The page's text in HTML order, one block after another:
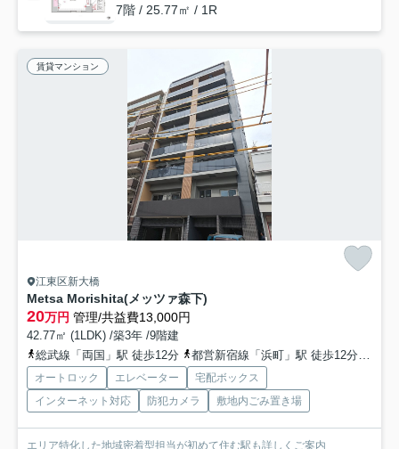
7階 / 25.77㎡ / 1R
賃貸マンション
江東区新大橋
Metsa Morishita(メッツァ森下)
20万円 管理/共益費13,000円
42.77㎡ (1LDK) /築3年 /9階建
総武線「両国」駅 徒歩12分
都営新宿線「浜町」駅 徒歩12分
オートロック エレベーター
宅配ボックス
インターネット対応
防犯カメラ 敷地内ごみ置き場
エリア特化した地域密着型担当が初めて住む駅も詳しくご案内